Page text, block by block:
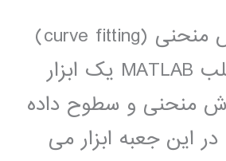
تولباکس برازش منحنی (curve fitting)
در نرم افزار متلب MATLAB یک ابزار
منحنی و سطوح داده
این جعبه ابزار می